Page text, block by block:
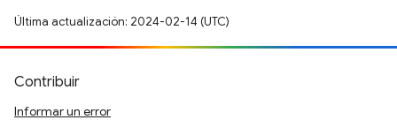
Última actualización: 2024-02-14 (UTC)
Contribuir
Informar un error